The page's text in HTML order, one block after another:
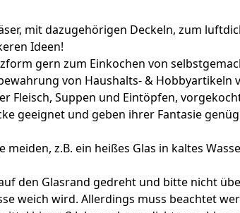
mit dazugehörigen Deckeln, zum
Ideen!
gern zum Einkochen von
von Haushalts- & Hobbyartikeln
Fleisch, Suppen und Eintöpfen,
geeignet und geben ihrer Fantasie
z.B. ein heißes Glas in kaltes
den Glasrand gedreht und bitte nicht
weich wird. Allerdings muss beachtet